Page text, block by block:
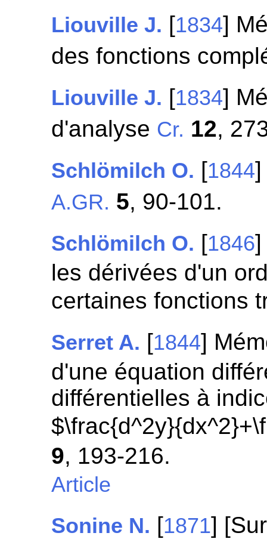
Liouville J. [1834]
des fonctions
Liouville J. [1834]
d'analyse Cr. 12,
Schlömilch O. [1844]
A.GR. 5, 90-101.
Schlömilch O. [1846]
les dérivées d'un
certaines fonctions
Serret A. [1844]
d'une équation
différentielles à
9, 193-216.
Article
Sonine N. [1871]